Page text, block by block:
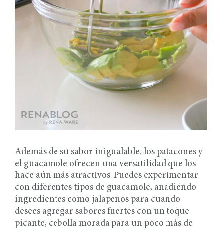
Además de su sabor inigualable, los patacones y
el guacamole ofrecen una versatilidad que los
hace aún más atractivos. Puedes experimentar
con diferentes tipos de guacamole, añadiendo
ingredientes como jalapeños para cuando
desees agregar sabores fuertes con un toque
picante, cebolla morada para un poco más de